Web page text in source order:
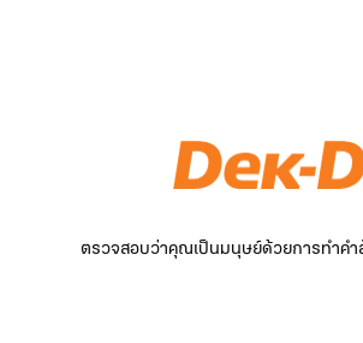
ตรวจสอบว่าคุณเป็นมนุษย์ด้วยการทำคำ